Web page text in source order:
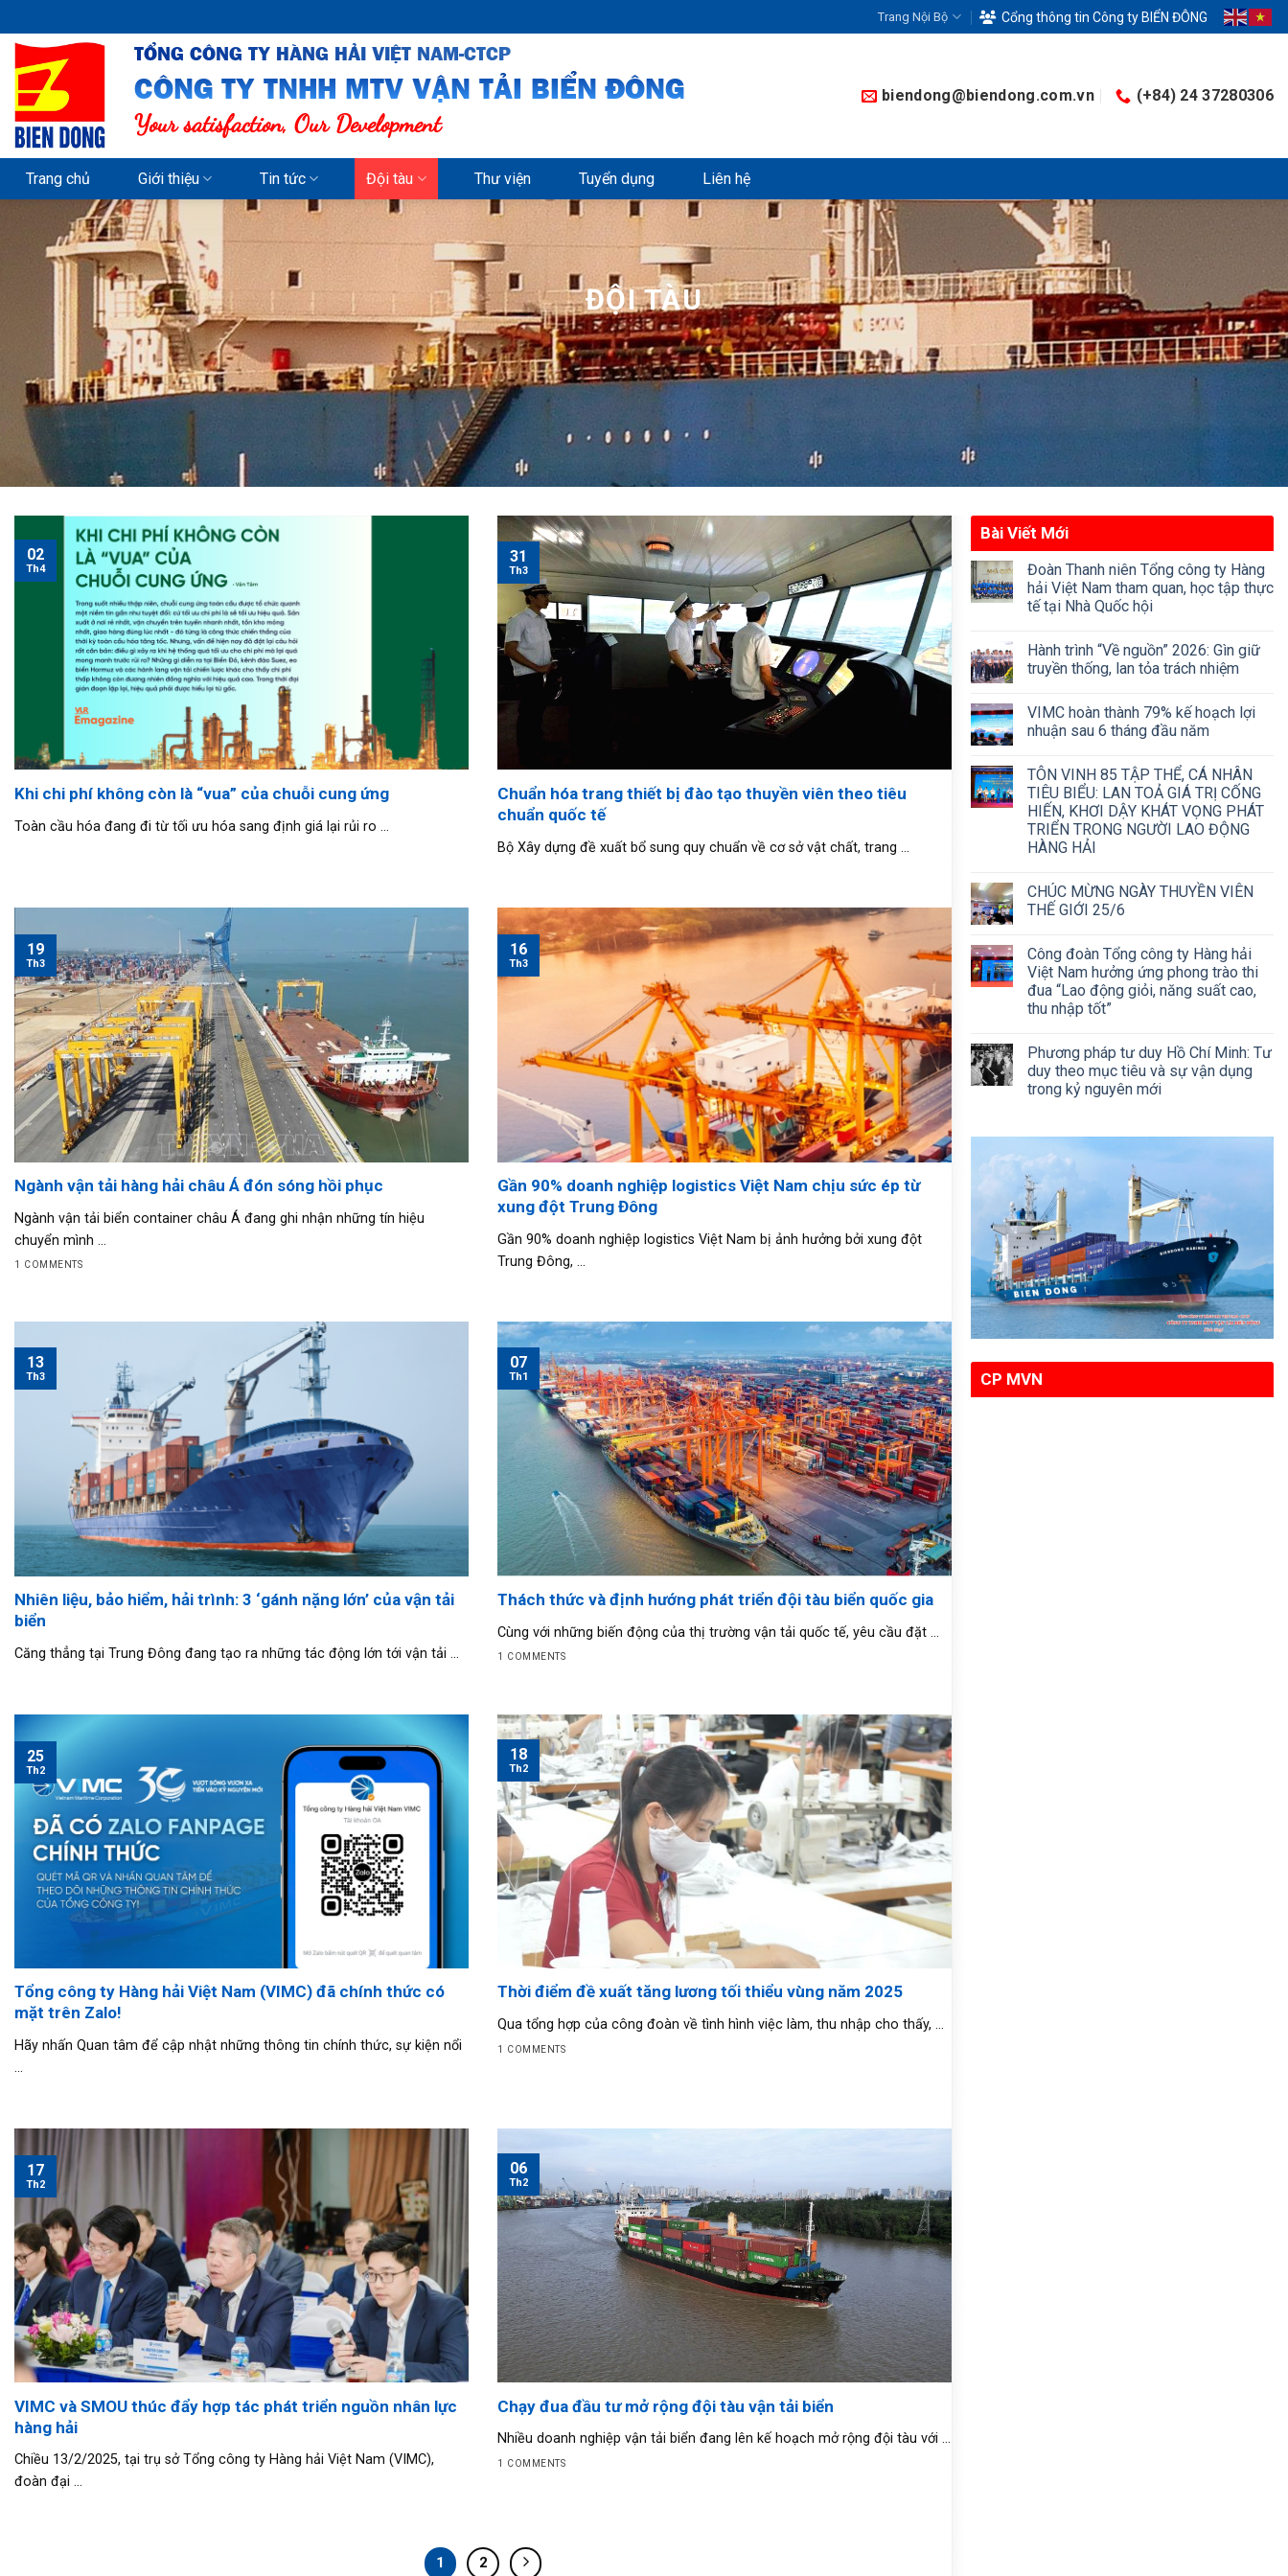
to
content
Trang Nội Bộ Cổng thông tin Công ty BIỂN ĐÔNG
TỔNG CÔNG TY HÀNG HẢI VIỆT NAM-CTCP
CÔNG TY TNHH MTV VẬN TẢI BIỂN ĐÔNG
Your satisfaction, Our Development
biendong@biendong.com.vn (+84) 24 37280306
Trang chủ Giới thiệu Tin tức Đội tàu Thư viện Tuyển dụng Liên hệ
ĐỘI TÀU
Khi chi phí không còn là “vua” của chuỗi cung ứng
Toàn cầu hóa đang đi từ tối ưu hóa sang định giá lại rủi ro ...
02
Th4
Chuẩn hóa trang thiết bị đào tạo thuyền viên theo tiêu
chuẩn quốc tế
Bộ Xây dựng đề xuất bổ sung quy chuẩn về cơ sở vật chất, trang ...
31
Th3
Ngành vận tải hàng hải châu Á đón sóng hồi phục
Ngành vận tải biển container châu Á đang ghi nhận những tín hiệu
chuyển mình ...
1 COMMENTS
19
Th3
Gần 90% doanh nghiệp logistics Việt Nam chịu sức ép từ
xung đột Trung Đông
Gần 90% doanh nghiệp logistics Việt Nam bị ảnh hưởng bởi xung đột
Trung Đông, ...
16
Th3
Nhiên liệu, bảo hiểm, hải trình: 3 ‘gánh nặng lớn’ của vận tải
biển
Căng thẳng tại Trung Đông đang tạo ra những tác động lớn tới vận tải ...
13
Th3
Thách thức và định hướng phát triển đội tàu biển quốc gia
Cùng với những biến động của thị trường vận tải quốc tế, yêu cầu đặt ...
1 COMMENTS
07
Th1
Tổng công ty Hàng hải Việt Nam (VIMC) đã chính thức có
mặt trên Zalo!
Hãy nhấn Quan tâm để cập nhật những thông tin chính thức, sự kiện nổi
...
25
Th2
Thời điểm đề xuất tăng lương tối thiểu vùng năm 2025
Qua tổng hợp của công đoàn về tình hình việc làm, thu nhập cho thấy, ...
1 COMMENTS
18
Th2
VIMC và SMOU thúc đẩy hợp tác phát triển nguồn nhân lực
hàng hải
Chiều 13/2/2025, tại trụ sở Tổng công ty Hàng hải Việt Nam (VIMC),
đoàn đại ...
17
Th2
Chạy đua đầu tư mở rộng đội tàu vận tải biển
Nhiều doanh nghiệp vận tải biển đang lên kế hoạch mở rộng đội tàu với ...
1 COMMENTS
06
Th2
1 2
Bài Viết Mới
Đoàn Thanh niên Tổng công ty Hàng
hải Việt Nam tham quan, học tập thực
tế tại Nhà Quốc hội
Hành trình “Về nguồn” 2026: Gìn giữ
truyền thống, lan tỏa trách nhiệm
VIMC hoàn thành 79% kế hoạch lợi
nhuận sau 6 tháng đầu năm
TÔN VINH 85 TẬP THỂ, CÁ NHÂN
TIÊU BIỂU: LAN TOẢ GIÁ TRỊ CỐNG
HIẾN, KHƠI DẬY KHÁT VỌNG PHÁT
TRIỂN TRONG NGƯỜI LAO ĐỘNG
HÀNG HẢI
CHÚC MỪNG NGÀY THUYỀN VIÊN
THẾ GIỚI 25/6
Công đoàn Tổng công ty Hàng hải
Việt Nam hưởng ứng phong trào thi
đua “Lao động giỏi, năng suất cao,
thu nhập tốt”
Phương pháp tư duy Hồ Chí Minh: Tư
duy theo mục tiêu và sự vận dụng
trong kỷ nguyên mới
CP MVN